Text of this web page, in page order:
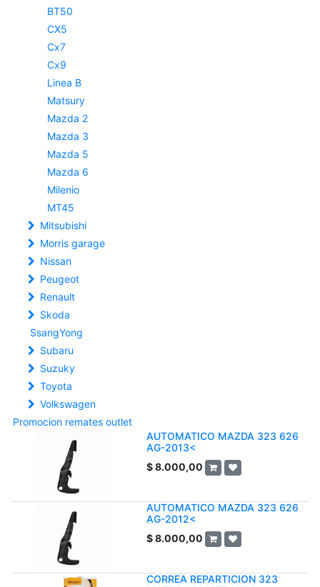
BT50
CX5
Cx7
Cx9
Linea B
Matsury
Mazda 2
Mazda 3
Mazda 5
Mazda 6
Milenio
MT45
Mitsubishi
Morris garage
Nissan
Peugeot
Renault
Skoda
SsangYong
Subaru
Suzuky
Toyota
Volkswagen
Promocion remates outlet
AUTOMATICO MAZDA 323 626
AG-2013<
$8.000,00
AUTOMATICO MAZDA 323 626
AG-2012<
$8.000,00
CORREA REPARTICION 323